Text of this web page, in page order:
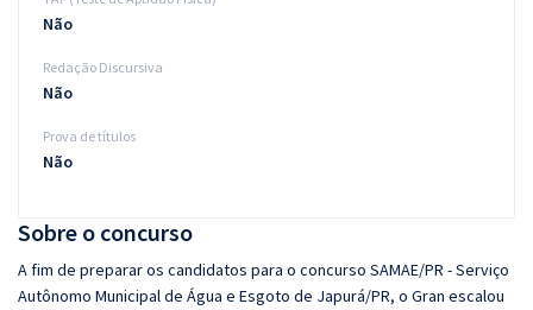
Sobre o concurso
A fim de preparar os candidatos para o concurso SAMAE/PR - Serviço
Autônomo Municipal de Água e Esgoto de Japurá/PR, o Gran escalou
Não
Redação Discursiva
Não
Prova de títulos
Não